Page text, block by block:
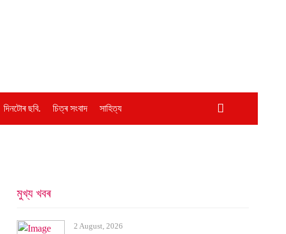
দিনটোৰ ছবি. চিত্ৰ সংবাদ সাহিত্য
মুখ্য খবৰ
2 August, 2026